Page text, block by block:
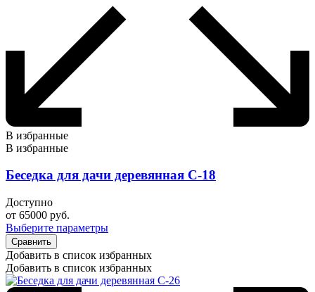
В избранные
В избранные
Беседка для дачи деревянная С-18
Доступно
от 65000 руб.
Выберите параметры
Сравнить
Добавить в список избранных
Добавить в список избранных